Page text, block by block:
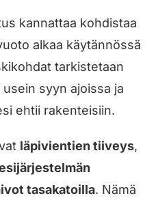
kannattaa kohdistaa
alkaa käytännössä
tarkistetaan
syyn ajoissa ja
ehtii rakenteisiin.
läpivientien tiiveys,
tasakatoilla. Nämä